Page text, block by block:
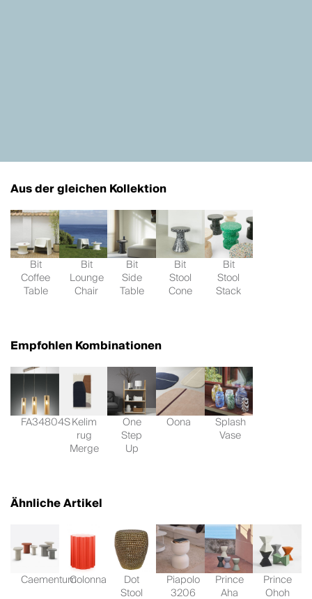
Aus der gleichen Kollektion
Bit
Coffee
Table
Bit
Lounge
Chair
Bit
Side
Table
Bit
Stool
Cone
Bit
Stool
Stack
Empfohlen Kombinationen
FA34804SKelim
rug
Merge
One
Step
Up
Oona Splash
Vase
Ähnliche Artikel
CaementumColonna Dot
Stool
Piapolo
3206
Prince
Aha
Prince
Ohoh